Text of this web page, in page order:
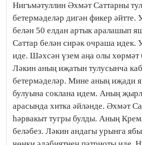
Нигъмәтуллин Әхмәт Саттарны
бетермәделәр дигән фикер әйтте.
белән 50 елдан артык аралашып
Саттар белән сирәк очраша идек.
иде. Шәхсән үзем аңа олы хөрмәт
Ләкин аның иҗатын тулусынча
бетермәделәр. Мине аның иҗади
булуына соклана идем. Аның
арасында хитка әйләнде. Әхмәт
һәрвакыт тугры булды. Аның
беләбез. Ләкин андагы урынга